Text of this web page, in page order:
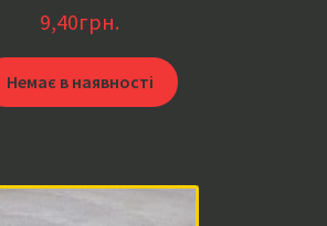
9,40грн.
Немає в наявності